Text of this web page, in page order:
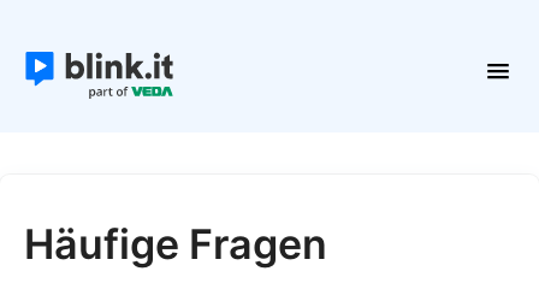
Häufige Fragen